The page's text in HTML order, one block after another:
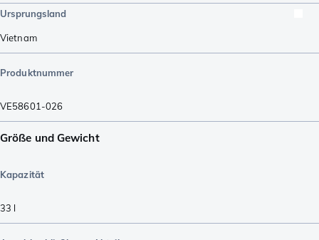
Ursprungsland
Vietnam
Produktnummer
VE58601-026
Größe und Gewicht
Kapazität
33 l